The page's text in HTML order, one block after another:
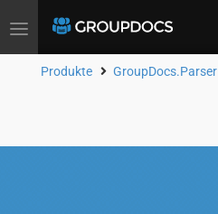
Toggle
Produkte GroupDocs.Parser